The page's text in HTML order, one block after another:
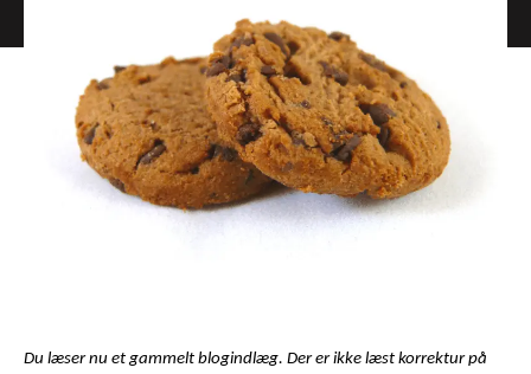
Du læser nu et gammelt blogindlæg. Der er ikke læst korrektur på